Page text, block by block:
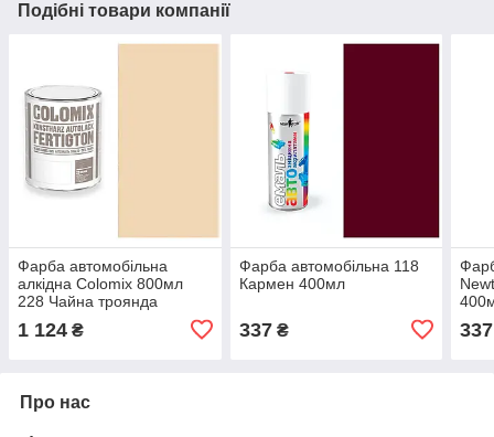
Подібні товари компанії
Фарба автомобільна
алкідна Colomix 800мл
228 Чайна троянда
1 124 ₴
Фарба автомобільна 118
Кармен 400мл
337₴ 337
Про нас